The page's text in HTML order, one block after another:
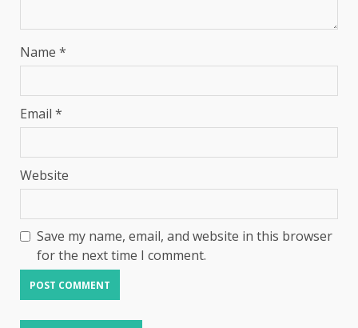
Name *
Email *
Website
Save my name, email, and website in this browser
for the next time I comment.